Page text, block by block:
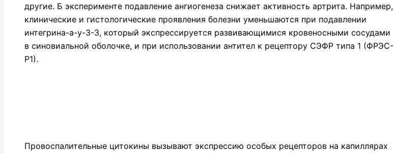
другие. Б эксперименте подавление ангиогенеза снижает активность артрита. Например,
клинические и гистологические проявления болезни уменьшаются при подавле­нии
интегрина-а-у-3-3, который экспрессируется развивающимися кровеносны­ми сосудами
в синовиальной оболочке, и при использовании антител к рецептору СЭФР типа 1 (ФРЭС-
Р1).
Провоспалительные цитокины вызывают экспрессию особых рецепторов на капиллярах